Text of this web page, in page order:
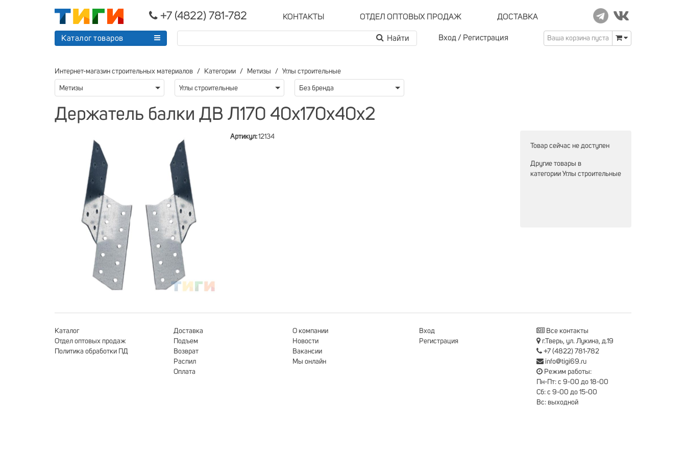
+7 (4822) 781-782 КОНТАКТЫ ОТДЕЛ ОПТОВЫХ ПРОДАЖ ДОСТАВКА
Каталог товаров Вход / Регистрация Ваша корзина пуста
Интернет-магазин строительных материалов Категории Метизы Углы строительные
Метизы Углы строительные Без бренда
Держатель балки ДВ Л170 40х170х40х2
Артикул:12134
Товар сейчас не доступен
Другие товары в
категории Углы строительные
Каталог
Отдел оптовых продаж
Политика обработки ПД
Доставка
Подъем
Возврат
Распил
Оплата
О компании
Новости
Вакансии
Мы онлайн
Вход
Регистрация
Все контакты
г.Тверь, ул. Лукина, д.19
+7 (4822) 781-782
info@tigi69.ru
Режим работы:
Пн-Пт: с 9-00 до 18-00
Сб: с 9-00 до 15-00
Вс: выходной